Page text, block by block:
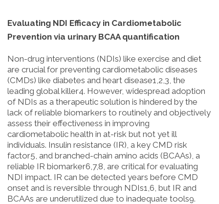
Evaluating NDI Efficacy in Cardiometabolic
Prevention via urinary BCAA quantification
Non-drug interventions (NDIs) like exercise and diet
are crucial for preventing cardiometabolic diseases
(CMDs) like diabetes and heart disease1,2,3, the
leading global killer4. However, widespread adoption
of NDIs as a therapeutic solution is hindered by the
lack of reliable biomarkers to routinely and objectively
assess their effectiveness in improving
cardiometabolic health in at-risk but not yet ill
individuals. Insulin resistance (IR), a key CMD risk
factor5, and branched-chain amino acids (BCAAs), a
reliable IR biomarker6,7,8, are critical for evaluating
NDI impact. IR can be detected years before CMD
onset and is reversible through NDIs1,6, but IR and
BCAAs are underutilized due to inadequate tools9.